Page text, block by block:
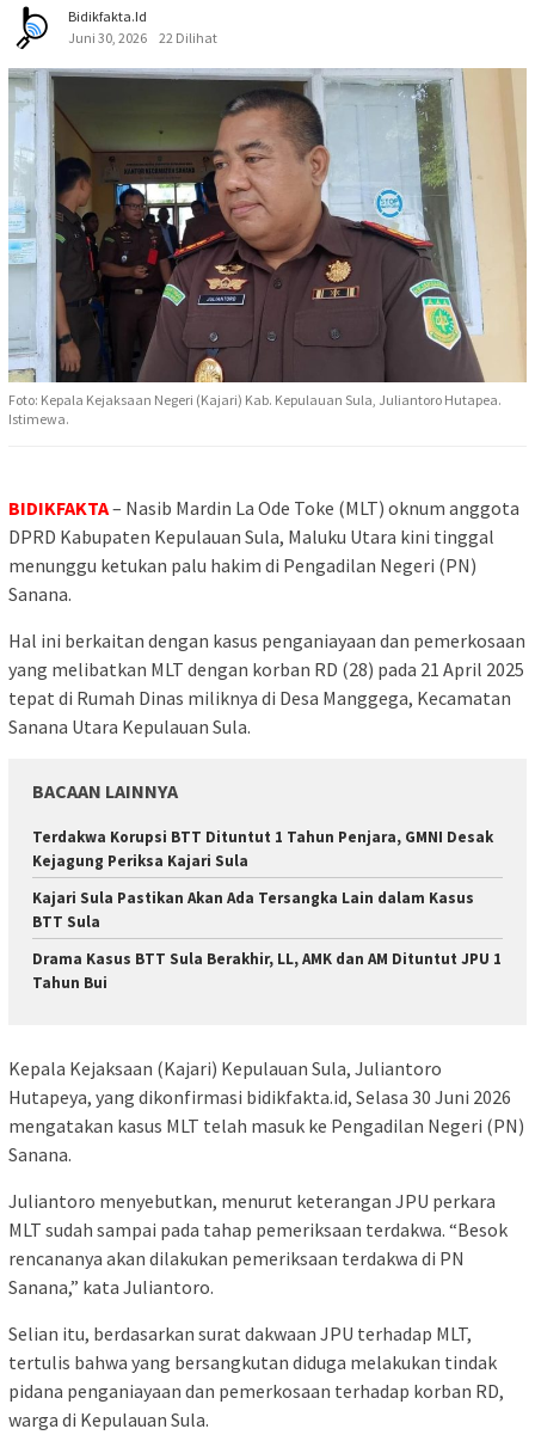
Bidikfakta.id
Juni 30, 2026
22 Dilihat
Foto: Kepala Kejaksaan Negeri (Kajari) Kab. Kepulauan Sula, Juliantoro Hutapea.
Istimewa.
BIDIKFAKTA– Nasib Mardin La Ode Toke (MLT) oknum anggota
DPRD Kabupaten Kepulauan Sula, Maluku Utara kini tinggal
menunggu ketukan palu hakim di Pengadilan Negeri (PN)
Sanana.
Hal ini berkaitan dengan kasus penganiayaan dan pemerkosaan
yang melibatkan MLT dengan korban RD (28) pada 21 April 2025
tepat di Rumah Dinas miliknya di Desa Manggega, Kecamatan
Sanana Utara Kepulauan Sula.
BACAAN LAINNYA
Terdakwa Korupsi BTT Dituntut 1 Tahun Penjara, GMNI Desak
Kejagung Periksa Kajari Sula
Kajari Sula Pastikan Akan Ada Tersangka Lain dalam Kasus
BTT Sula
Drama Kasus BTT Sula Berakhir, LL, AMK dan AM Dituntut JPU 1
Tahun Bui
Kepala Kejaksaan (Kajari) Kepulauan Sula, Juliantoro
Hutapeya, yang dikonfirmasi bidikfakta.id, Selasa 30 Juni 2026
mengatakan kasus MLT telah masuk ke Pengadilan Negeri (PN)
Sanana.
Juliantoro menyebutkan, menurut keterangan JPU perkara
MLT sudah sampai pada tahap pemeriksaan terdakwa. “Besok
rencananya akan dilakukan pemeriksaan terdakwa di PN
Sanana,” kata Juliantoro.
Selian itu, berdasarkan surat dakwaan JPU terhadap MLT,
tertulis bahwa yang bersangkutan diduga melakukan tindak
pidana penganiayaan dan pemerkosaan terhadap korban RD,
warga di Kepulauan Sula.